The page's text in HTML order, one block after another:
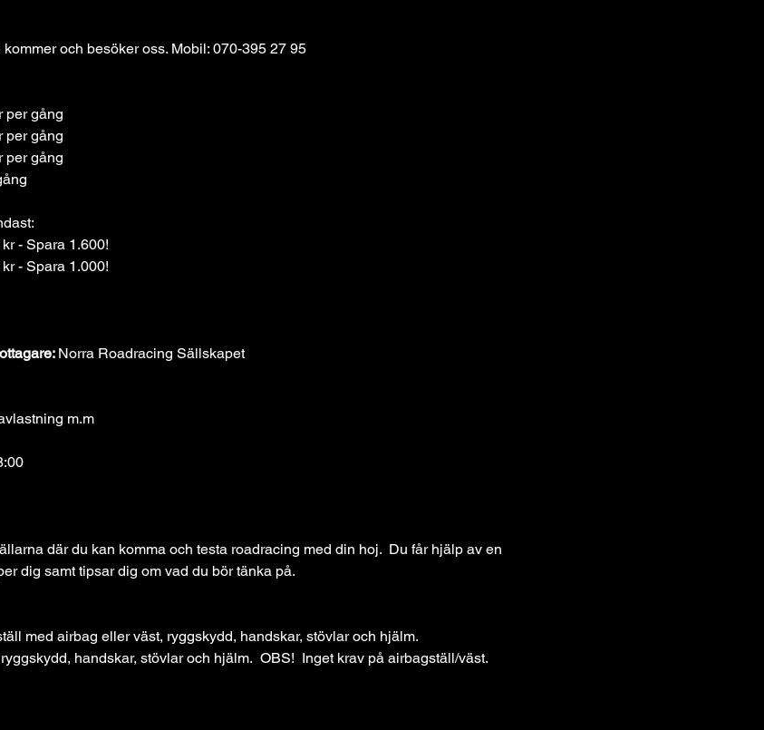
och besöker oss. Mobil: 070-395 27 95
- 550 kr per gång
- 350 kr per gång
- 350 kr per gång
gång
- 5.000 kr - Spara 1.600!
< 18		- 3.200 kr - Spara 1.000!
Norra Roadracing Sällskapet
m.m
där du kan komma och testa roadracing med din hoj.  Du får hjälp av en
dig samt tipsar dig om vad du bör tänka på.
med airbag eller väst, ryggskydd, handskar, stövlar och hjälm.
handskar, stövlar och hjälm.  OBS!  Inget krav på airbagställ/väst.